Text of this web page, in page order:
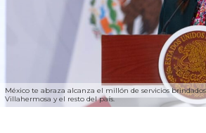
México te abraza alcanza el millón de servicios
Villahermosa y el resto del país.